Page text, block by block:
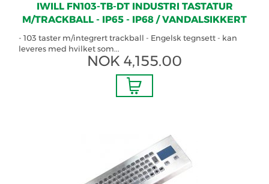
IWILL FN103-TB-DT INDUSTRI TASTATUR
M/TRACKBALL - IP65 - IP68 / VANDALSIKKERT
- 103 taster m/integrert trackball - Engelsk tegnsett - kan
leveres med hvilket som...
NOK 4,155.00